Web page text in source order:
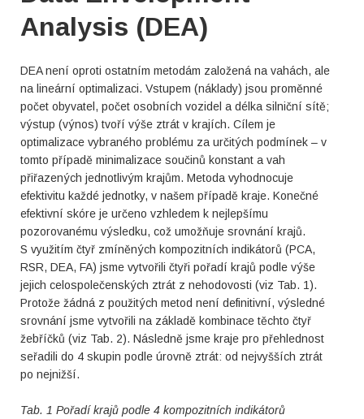
Analysis (DEA)
DEA není oproti ostatním metodám založená na vahách, ale
na lineární optimalizaci. Vstupem (náklady) jsou proměnné
počet obyvatel, počet osobních vozidel a délka silniční sítě;
výstup (výnos) tvoří výše ztrát v krajích. Cílem je
optimalizace vybraného problému za určitých podmínek – v
tomto případě minimalizace součinů konstant a vah
přiřazených jednotlivým krajům. Metoda vyhodnocuje
efektivitu každé jednotky, v našem případě kraje. Konečné
efektivní skóre je určeno vzhledem k nejlepšímu
pozorovanému výsledku, což umožňuje srovnání krajů.
S využitím čtyř zmíněných kompozitních indikátorů (PCA,
RSR, DEA, FA) jsme vytvořili čtyři pořadí krajů podle výše
jejich celospolečenských ztrát z nehodovosti (viz Tab. 1).
Protože žádná z použitých metod není definitivní, výsledné
srovnání jsme vytvořili na základě kombinace těchto čtyř
žebříčků (viz Tab. 2). Následně jsme kraje pro přehlednost
seřadili do 4 skupin podle úrovně ztrát: od nejvyšších ztrát
po nejnižší.
Tab. 1 Pořadí krajů podle 4 kompozitních indikátorů